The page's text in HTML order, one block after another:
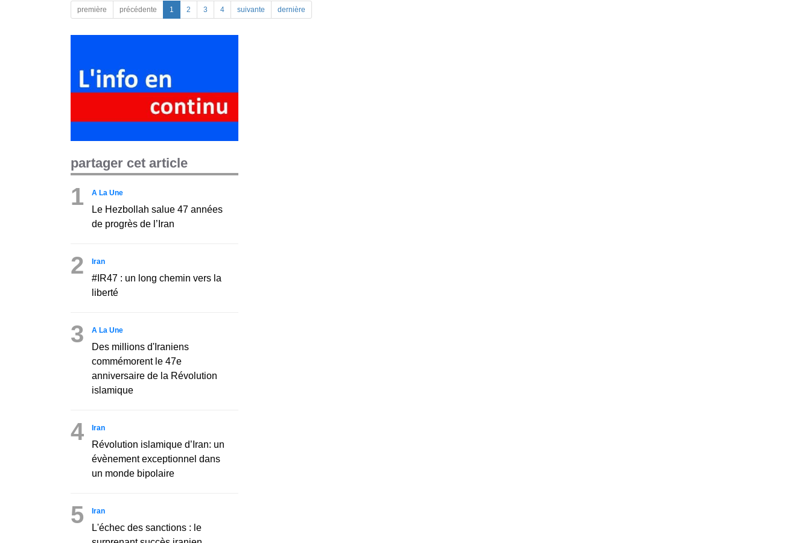
première précédente 1 2 3 4 suivante dernière
partager cet article
1 A La Une
Le Hezbollah salue 47 années
de progrès de l’Iran
2 Iran
#IR47 : un long chemin vers la
liberté
3 A La Une
Des millions d'Iraniens
commémorent le 47e
anniversaire de la Révolution
islamique
4 Iran
Révolution islamique d’Iran: un
évènement exceptionnel dans
un monde bipolaire
5 Iran
L'échec des sanctions : le